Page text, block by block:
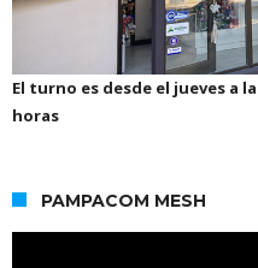
El turno es desde el jueves a
horas
PAMPACOM MESH